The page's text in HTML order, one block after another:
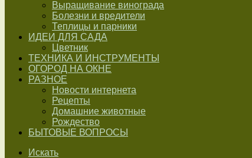
Выращивание винограда
Болезни и вредители
Теплицы и парники
ИДЕИ ДЛЯ САДА
Цветник
ТЕХНИКА И ИНСТРУМЕНТЫ
ОГОРОД НА ОКНЕ
РАЗНОЕ
Новости интернета
Рецепты
Домашние животные
Рождество
БЫТОВЫЕ ВОПРОСЫ
Искать